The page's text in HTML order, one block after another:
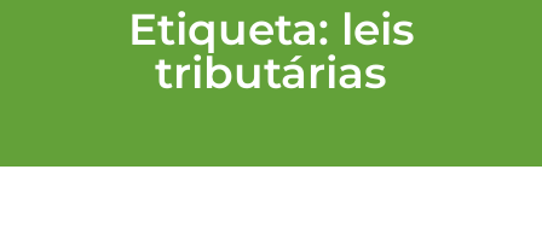
Etiqueta: leis
tributárias